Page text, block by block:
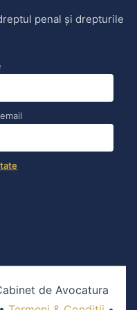
penal și drepturile
de Avocatura